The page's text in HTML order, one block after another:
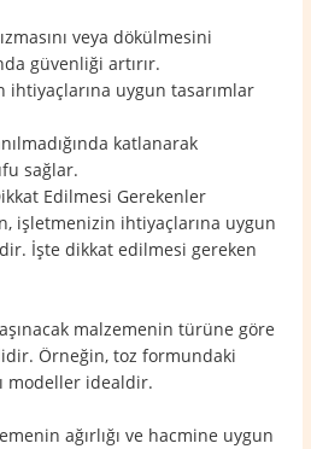
veya dökülmesini
güvenliği artırır.
ihtiyaçlarına uygun tasarımlar
katlanarak
sağlar.
Edilmesi Gerekenler
işletmenizin ihtiyaçlarına uygun
İşte dikkat edilmesi gereken
malzemenin türüne göre
Örneğin, toz formundaki
modeller idealdir.
ağırlığı ve hacmine uygun